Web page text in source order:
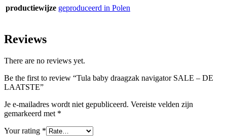
productiewijze geproduceerd in Polen
Reviews
There are no reviews yet.
Be the first to review “Tula baby draagzak navigator SALE – DE
LAATSTE”
Je e-mailadres wordt niet gepubliceerd. Vereiste velden zijn
gemarkeerd met *
Your rating *